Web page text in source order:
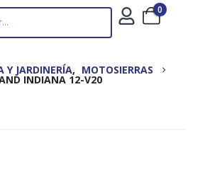
0
Y JARDINERÍA, MOTOSIERRAS
INDIANA 12-V20